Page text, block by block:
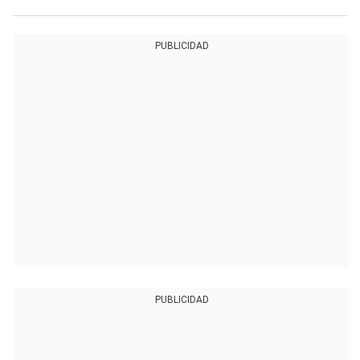
PUBLICIDAD
PUBLICIDAD